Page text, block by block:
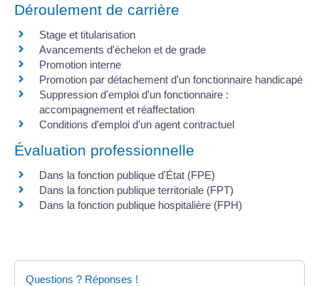
Déroulement de carrière
Stage et titularisation
Avancements d'échelon et de grade
Promotion interne
Promotion par détachement d'un fonctionnaire handicapé
Suppression d'emploi d'un fonctionnaire :
accompagnement et réaffectation
Conditions d'emploi d'un agent contractuel
Évaluation professionnelle
Dans la fonction publique d'État (FPE)
Dans la fonction publique territoriale (FPT)
Dans la fonction publique hospitalière (FPH)
Questions ? Réponses !